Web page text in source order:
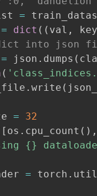
=
= dict ( ( val , key
into json
= json . dumps (
(
. write (
=
32
[ os . cpu_count ( ) ,
{}
= torch .